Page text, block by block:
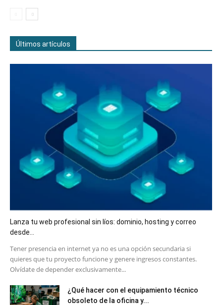
Últimos artículos
Lanza tu web profesional sin líos: dominio, hosting y correo
desde...
​Tener presencia en internet ya no es una opción secundaria si
quieres que tu proyecto funcione y genere ingresos constantes.
Olvídate de depender exclusivamente...
¿Qué hacer con el equipamiento técnico
obsoleto de la oficina y...